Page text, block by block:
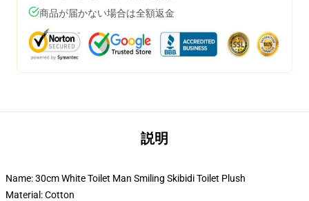
商品が届かない場合は全額返金
説明
Name: 30cm White Toilet Man Smiling Skibidi Toilet Plush
Material: Cotton